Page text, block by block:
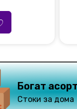
Богат
Стоки за дома